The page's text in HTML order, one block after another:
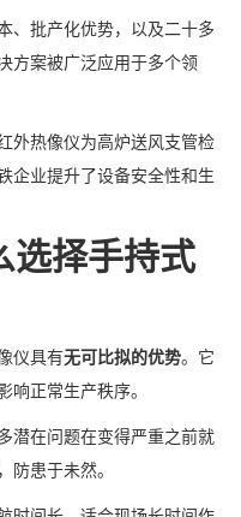
、批产化优势，以及二十多
方案被广泛应用于多个领
外热像仪为高炉送风支管检
企业提升了设备安全性和生
选择手持式
仪具有无可比拟的优势。它
响正常生产秩序。
潜在问题在变得严重之前就
防患于未然。